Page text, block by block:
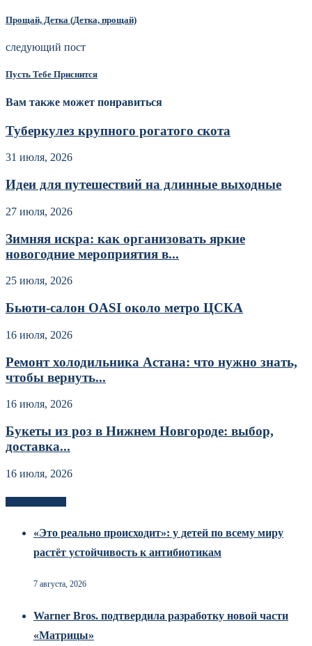
Прощай, Детка (Детка, прощай)
следующий пост
Пусть Тебе Приснится
Вам также может понравиться
Туберкулез крупного рогатого скота
31 июля, 2026
Идеи для путешествий на длинные выходные
27 июля, 2026
Зимняя искра: как организовать яркие
новогодние мероприятия в...
25 июля, 2026
Бьюти-салон OASI около метро ЦСКА
16 июля, 2026
Ремонт холодильника Астана: что нужно знать,
чтобы вернуть...
16 июля, 2026
Букеты из роз в Нижнем Новгороде: выбор,
доставка...
16 июля, 2026
«Это реально происходит»: у детей по всему миру
растёт устойчивость к антибиотикам
7 августа, 2026
Warner Bros. подтвердила разработку новой части
«Матрицы»